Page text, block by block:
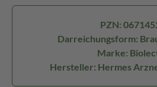
PZN:
Darreichungsform:
Marke:
Hersteller: Hermes